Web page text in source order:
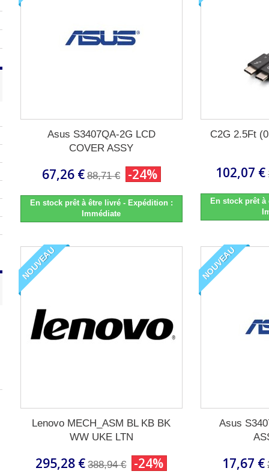
Asus S3407QA-2G LCD
COVER ASSY
67,26 € 88,71 € -24%
En stock prêt à être livré - Expédition :
Immédiate
C2G 2.5Ft
102,07 €
En stock prêt
NOUVEAU
Lenovo MECH_ASM BL KB BK
WW UKE LTN
295,28 € 388,94 € -24%
NOUVEAU
Asus
17,67 €